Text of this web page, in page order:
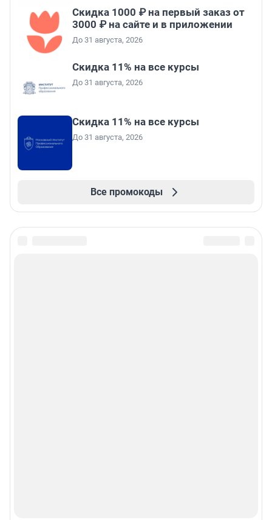
Скидка 1000 ₽ на первый заказ от
3000 ₽ на сайте и в приложении
До 31 августа, 2026
Скидка 11% на все курсы
До 31 августа, 2026
Скидка 11% на все курсы
До 31 августа, 2026
Все промокоды